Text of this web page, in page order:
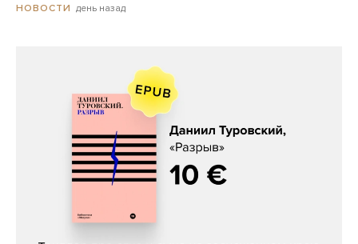
НОВОСТИ день назад
Даниил Туровский, «Разрыв»